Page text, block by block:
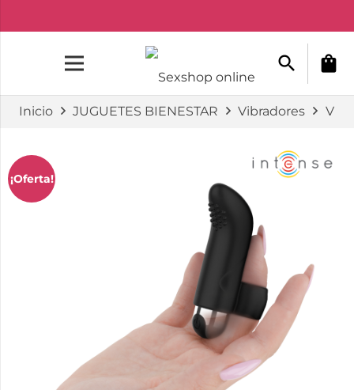
search shopping_bag
Inicio JUGUETES BIENESTAR Vibradores
¡Oferta!